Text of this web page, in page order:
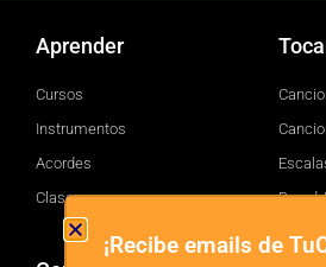
Aprender
Cursos
Instrumentos
Acordes
Clases
Brand
¡Recibe emails de